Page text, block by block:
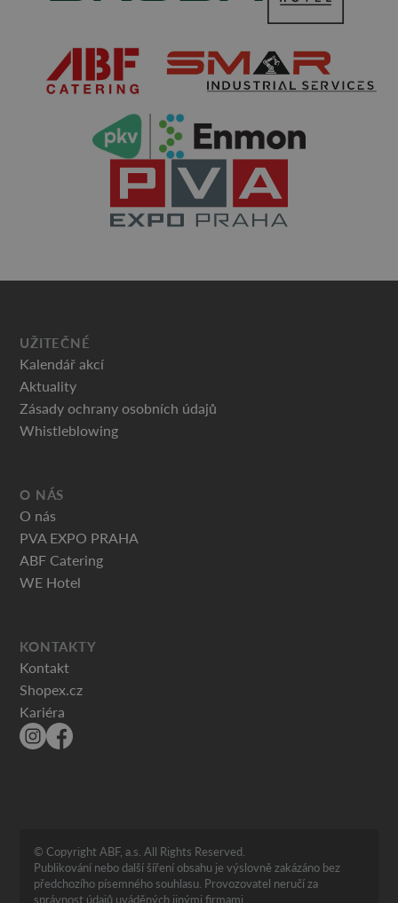
UŽITEČNÉ
Kalendář akcí
Aktuality
Zásady ochrany osobních údajů
Whistleblowing
O NÁS
O nás
PVA EXPO PRAHA
ABF Catering
WE Hotel
KONTAKTY
Kontakt
Shopex.cz
Kariéra
© Copyright ABF, a.s. All Rights Reserved.
Publikování nebo další šíření obsahu je výslovně zakázáno bez
předchozího písemného souhlasu. Provozovatel neručí za
správnost údajů uváděných jinými firmami.